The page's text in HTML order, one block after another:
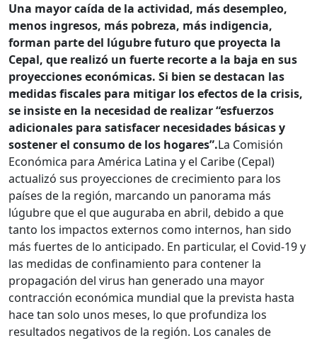
Una mayor caída de la actividad, más desempleo,
menos ingresos, más pobreza, más indigencia,
forman parte del lúgubre futuro que proyecta la
Cepal, que realizó un fuerte recorte a la baja en sus
proyecciones económicas. Si bien se destacan las
medidas fiscales para mitigar los efectos de la crisis,
se insiste en la necesidad de realizar “esfuerzos
adicionales para satisfacer necesidades básicas y
sostener el consumo de los hogares”.La Comisión
Económica para América Latina y el Caribe (Cepal)
actualizó sus proyecciones de crecimiento para los
países de la región, marcando un panorama más
lúgubre que el que auguraba en abril, debido a que
tanto los impactos externos como internos, han sido
más fuertes de lo anticipado. En particular, el Covid-19 y
las medidas de confinamiento para contener la
propagación del virus han generado una mayor
contracción económica mundial que la prevista hasta
hace tan solo unos meses, lo que profundiza los
resultados negativos de la región. Los canales de